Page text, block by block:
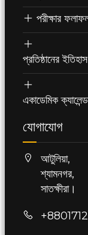
পরীক্ষার
প্রতিষ্ঠানের ইতিহাস
একাডেমিক
যোগাযোগ
আটুলিয়া,
শ্যামনগর,
সাতক্ষীরা।